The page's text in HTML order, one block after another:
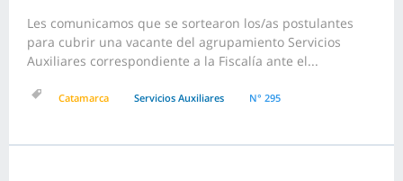
Les comunicamos que se sortearon los/as postulantes
para cubrir una vacante del agrupamiento Servicios
Auxiliares correspondiente a la Fiscalía ante el...
Catamarca Servicios Auxiliares N° 295